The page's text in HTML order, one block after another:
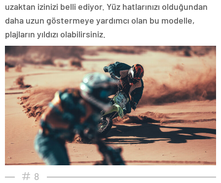
uzaktan izinizi belli ediyor. Yüz hatlarınızı olduğundan
daha uzun göstermeye yardımcı olan bu modelle,
plajların yıldızı olabilirsiniz.
8